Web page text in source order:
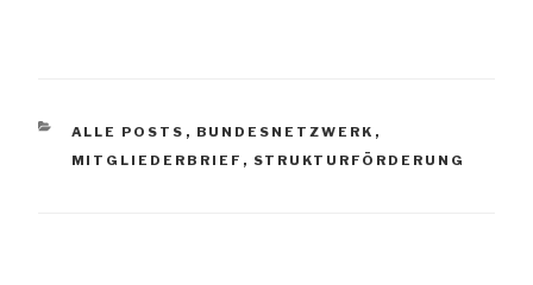
KATEGORIEN
ALLE POSTS , BUNDESNETZWERK ,
MITGLIEDERBRIEF , STRUKTURFÖRDERUNG